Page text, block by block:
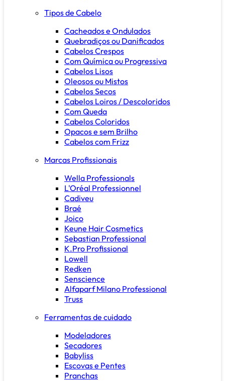
Tipos de Cabelo
Cacheados e Ondulados
Quebradiços ou Danificados
Cabelos Crespos
Com Química ou Progressiva
Cabelos Lisos
Oleosos ou Mistos
Cabelos Secos
Cabelos Loiros / Descoloridos
Com Queda
Cabelos Coloridos
Opacos e sem Brilho
Cabelos com Frizz
Marcas Profissionais
Wella Professionals
L'Oréal Professionnel
Cadiveu
Braé
Joico
Keune Hair Cosmetics
Sebastian Professional
K.Pro Profissional
Lowell
Redken
Senscience
Alfaparf Milano Professional
Truss
Ferramentas de cuidado
Modeladores
Secadores
Babyliss
Escovas e Pentes
Pranchas